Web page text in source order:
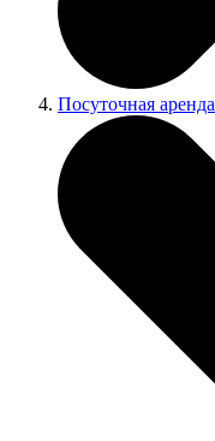
Посуточная аренда